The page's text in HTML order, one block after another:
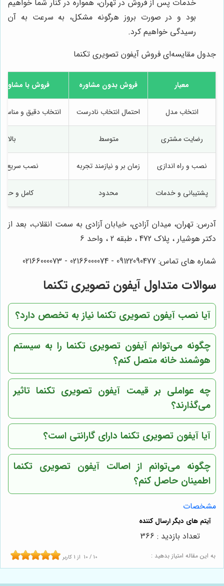
خدمات پس از فروش در تهران، همواره در کنار شما خواهیم
بود و در صورت بروز هرگونه مشکل، به سرعت به آن
رسیدگی خواهیم کرد.
جدول مقایسه‌ای فروش آیفون تصویری تکنما
معیار فروش بدون مشاوره فروش با
انتخاب مدل احتمال انتخاب نادرست انتخاب دقیق و
رضایت مشتری متوسط بالا
نصب و راه اندازی زمان بر و نیازمند تجربه نصب سریع و
پشتیبانی و خدمات محدود کامل و
آدرس: تهران، میدان آزادی، خیابان آزادی به سمت انقلاب، بعد از
دکتر هوشیار ، پلاک 472 ، طبقه 2 ، واحد 6
شماره های تماس: 09122090477 - 02166000074 - 02166000073
سوالات متداول آیفون تصویری تکنما
آیا نصب آیفون تصویری تکنما نیاز به تخصص دارد؟
چگونه می‌توانم آیفون تصویری تکنما را به سیستم
هوشمند خانه متصل کنم؟
چه عواملی بر قیمت آیفون تصویری تکنما تاثیر
می‌گذارند؟
آیا آیفون تصویری تکنما دارای گارانتی است؟
چگونه می‌توانم از اصالت آیفون تصویری تکنما
اطمینان حاصل کنم؟
مشخصات
به این مقاله امتیاز بدهید : 10 / 10 از 1 کاربر
تعداد بازدید : 366